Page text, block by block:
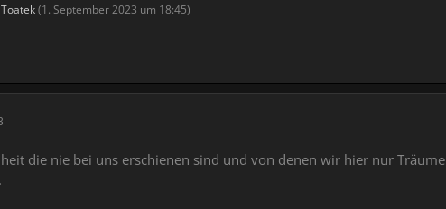
Toatek(1. September 2023 um 18:45)
die nie bei uns erschienen sind und von denen wir hier nur